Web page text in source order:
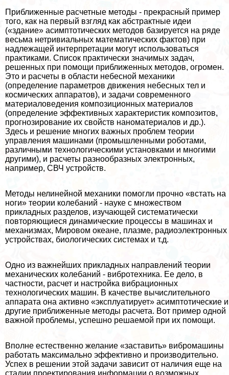
Приближенные расчетные методы - прекрасный пример
того, как на первый взгляд как абстpaктные идеи
(«здание» асимптотических методов базируется на ряде
весьма нетривиальных математических фактов) при
надлежащей интерпретации могут использоваться
пpaктиками. Список пpaктически значимых задач,
решенных при помощи приближенных методов, огромен.
Это и расчеты в области небесной механики
(определение параметров движения небесных тел и
космических аппаратов), и задачи современного
материаловедения композиционных материалов
(определение эффективных хаpaктеристик композитов,
прогнозирование их свойств наноматериалов и др.).
Здесь и решение многих важных проблем теории
управления машинами (промышленными роботами,
различными технологическими установками и многими
другими), и расчеты разнообразных электронных,
например, СВЧ устройств.
Методы нелинейной механики помогли прочно «встать на
ноги» теории колебаний - науке с множеством
прикладных разделов, изучающей систематически
повторяющиеся динамические процессы в машинах и
механизмах, Мировом океане, плазме, радиоэлектронных
устройствах, биологических системах и т.д.
Одно из важнейших прикладных направлений теории
механических колебаний - вибротехника. Ее дело, в
частности, расчет и настройка вибрационных
технологических машин. В качестве вычислительного
аппарата она активно «эксплуатирует» асимптотические и
другие приближенные методы расчета. Вот пример одной
важной проблемы, успешно решаемой при их помощи.
Вполне естественно желание «заставить» вибромашины
работать максимально эффективно и производительно.
Успех в решении этой задачи зависит от наличия еще на
стадии проектирования информации о возможных